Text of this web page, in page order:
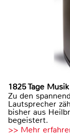
1825 Tage Musik
Zu den
Lautsprecher
bisher aus
begeistert.
>> Mehr